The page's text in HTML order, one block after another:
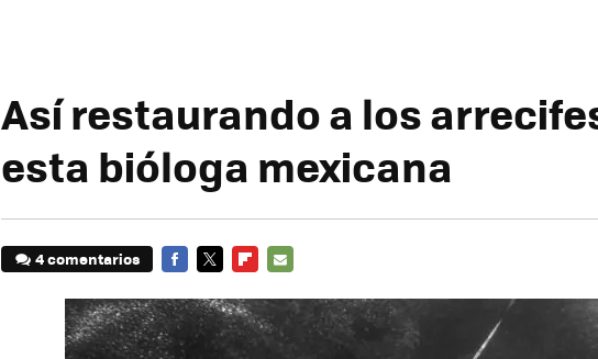
Así restaurando a los
esta bióloga mexicana
4 comentarios
MAIL